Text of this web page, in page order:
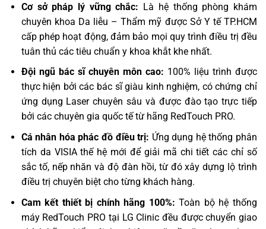
Cơ sở pháp lý vững chắc: Là hệ thống phòng khám
chuyên khoa Da liễu – Thẩm mỹ được Sở Y tế TP.HCM
cấp phép hoạt động, đảm bảo mọi quy trình điều trị đều
tuân thủ các tiêu chuẩn y khoa khắt khe nhất.
Đội ngũ bác sĩ chuyên môn cao: 100% liệu trình được
thực hiện bởi các bác sĩ giàu kinh nghiệm, có chứng chỉ
ứng dụng Laser chuyên sâu và được đào tạo trực tiếp
bởi các chuyên gia quốc tế từ hãng RedTouch PRO.
Cá nhân hóa phác đồ điều trị: Ứng dụng hệ thống phân
tích da VISIA thế hệ mới để giải mã chi tiết các chỉ số
sắc tố, nếp nhăn và độ đàn hồi, từ đó xây dựng lộ trình
điều trị chuyên biệt cho từng khách hàng.
Cam kết thiết bị chính hãng 100%: Toàn bộ hệ thống
máy RedTouch PRO tại LG Clinic đều được chuyển giao
Trò chuyện cùng
Trợ lý bác sĩ LG Clinic